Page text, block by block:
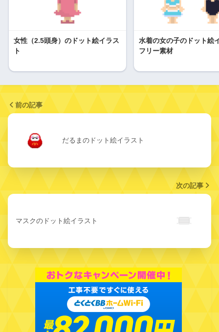
女性（2.5頭身）のドット絵イラス
ト
水着の女の子のドット絵
フリー素材
前の記事
だるまのドット絵イラスト
次の記事
マスクのドット絵イラスト